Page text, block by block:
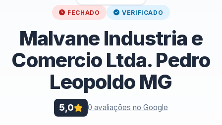
FECHADO VERIFICADO
Malvane Industria e
Comercio Ltda. Pedro
Leopoldo MG
5,0 0 avaliações no Google